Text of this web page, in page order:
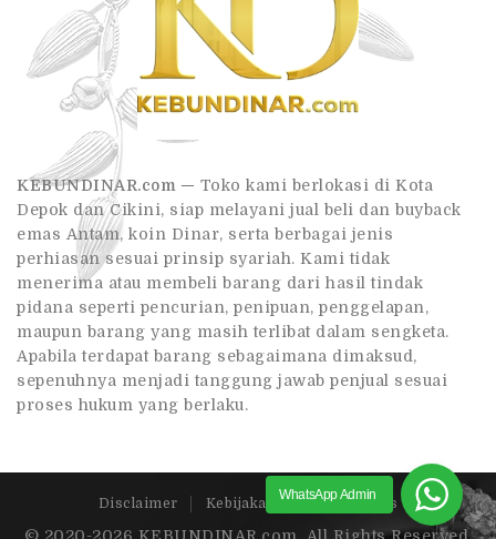
KEBUNDINAR.com — Toko kami berlokasi di Kota
Depok dan Cikini, siap melayani jual beli dan buyback
emas Antam, koin Dinar, serta berbagai jenis
perhiasan sesuai prinsip syariah. Kami tidak
menerima atau membeli barang dari hasil tindak
pidana seperti pencurian, penipuan, penggelapan,
maupun barang yang masih terlibat dalam sengketa.
Apabila terdapat barang sebagaimana dimaksud,
sepenuhnya menjadi tanggung jawab penjual sesuai
proses hukum yang berlaku.
Disclaimer Kebijakan Privasi FAQs
WhatsApp Admin